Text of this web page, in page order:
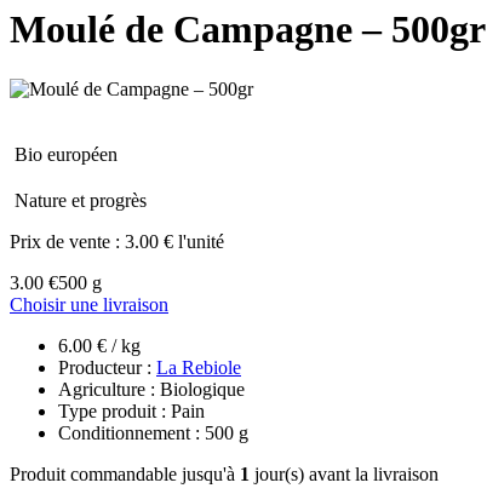
Moulé de Campagne – 500gr
Bio européen
Nature et progrès
Prix de vente : 3.00 € l'unité
3.00 €500 g
Choisir une livraison
6.00 € / kg
Producteur : La Rebiole
Agriculture : Biologique
Type produit : Pain
Conditionnement : 500 g
Produit commandable jusqu'à 1 jour(s) avant la livraison